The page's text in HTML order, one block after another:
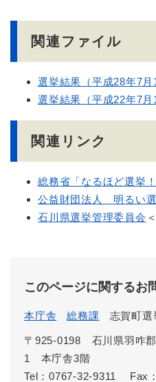
関連ファイル
選挙結果（平成28年7月
選挙結果（平成22年7月
関連リンク
総務省「なるほど選挙！
公益財団法人 明るい
石川県選挙管理委員会
このページに関するお
本庁舎 総務課 志賀町選
〒925-0198 石川県羽咋
1 本庁舎3階
Tel：0767-32-9311
Fax